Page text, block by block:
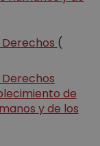
(
de
y de los